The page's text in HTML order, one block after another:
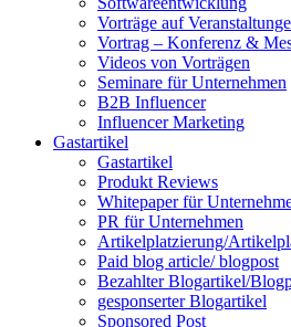
Vorträge auf
Vortrag – Konferenz &
Videos von Vorträgen
Seminare für Unternehmen
B2B Influencer
Influencer Marketing
Gastartikel
Gastartikel
Produkt Reviews
Whitepaper für
PR für Unternehmen
Artikelplatzierung/
Paid blog article/ blogpost
Bezahlter Blogartikel/
gesponserter Blogartikel
Sponsored Post